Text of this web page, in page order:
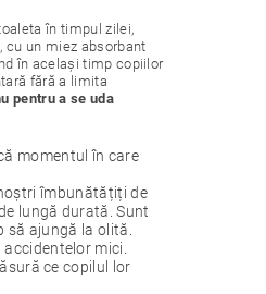
în timpul zilei,
un miez absorbant
în același timp copiilor
fără a limita
pentru a se uda
momentul în care
îmbunătățiți de
lungă durată. Sunt
ajungă la olită.
mici.
ce copilul lor